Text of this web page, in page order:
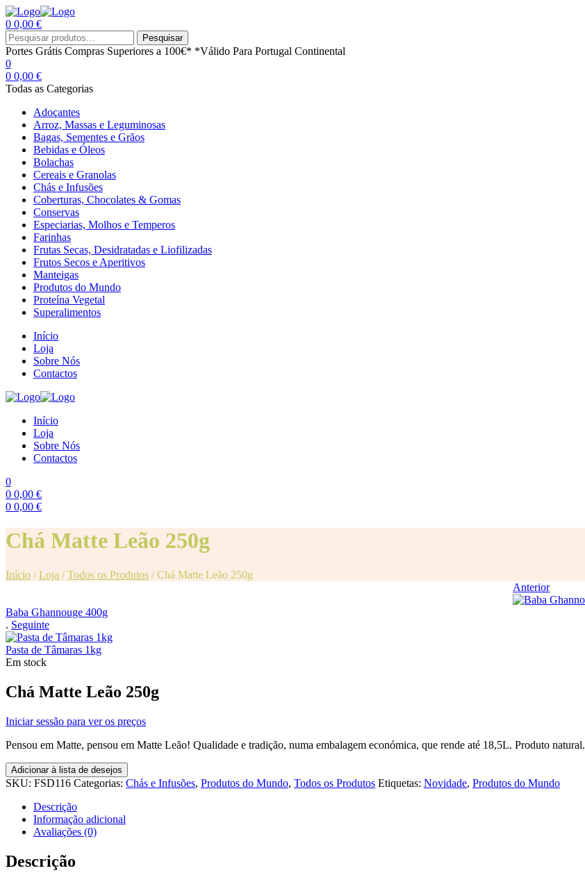
0 0,00 €
Menu
Procurar
por:
Pesquisar
Portes Grátis Compras Superiores a 100€* *Válido Para Portugal Continental
0
0 0,00 €
Todas as Categorias
Adoçantes
Arroz, Massas e Leguminosas
Bagas, Sementes e Grãos
Bebidas e Óleos
Bolachas
Cereais e Granolas
Chás e Infusões
Coberturas, Chocolates & Gomas
Conservas
Especiarias, Molhos e Temperos
Farinhas
Frutas Secas, Desidratadas e Liofilizadas
Frutos Secos e Aperitivos
Manteigas
Produtos do Mundo
Proteína Vegetal
Superalimentos
Início
Loja
Sobre Nós
Contactos
Início
Loja
Sobre Nós
Contactos
0
0 0,00 €
0 0,00 €
Chá Matte Leão 250g
Início /Loja /Todos os Produtos /Chá Matte Leão 250g
Anterior
Baba Ghannouge 400g
. Seguinte
Pasta de Tâmaras 1kg
Em stock
Chá Matte Leão 250g
Iniciar sessão para ver os preços
Pensou em Matte, pensou em Matte Leão! Qualidade e tradição, numa embalagem económica, que rende até 18,5L. Produto natural.
Adicionar à lista de desejos
SKU: FSD116 Categorias: Chás e Infusões, Produtos do Mundo, Todos os Produtos Etiquetas: Novidade, Produtos do Mundo
Descrição
Informação adicional
Avaliações (0)
Descrição